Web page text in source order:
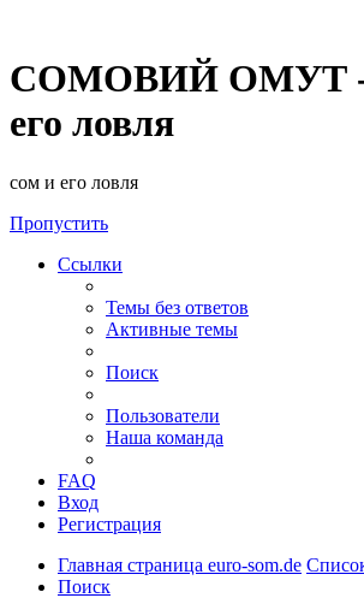
СОМОВИЙ ОМУТ -
его ловля
сом и его ловля
Пропустить
Ссылки
Темы без ответов
Активные темы
Поиск
Пользователи
Наша команда
FAQ
Вход
Регистрация
Главная страница euro-som.de
Поиск